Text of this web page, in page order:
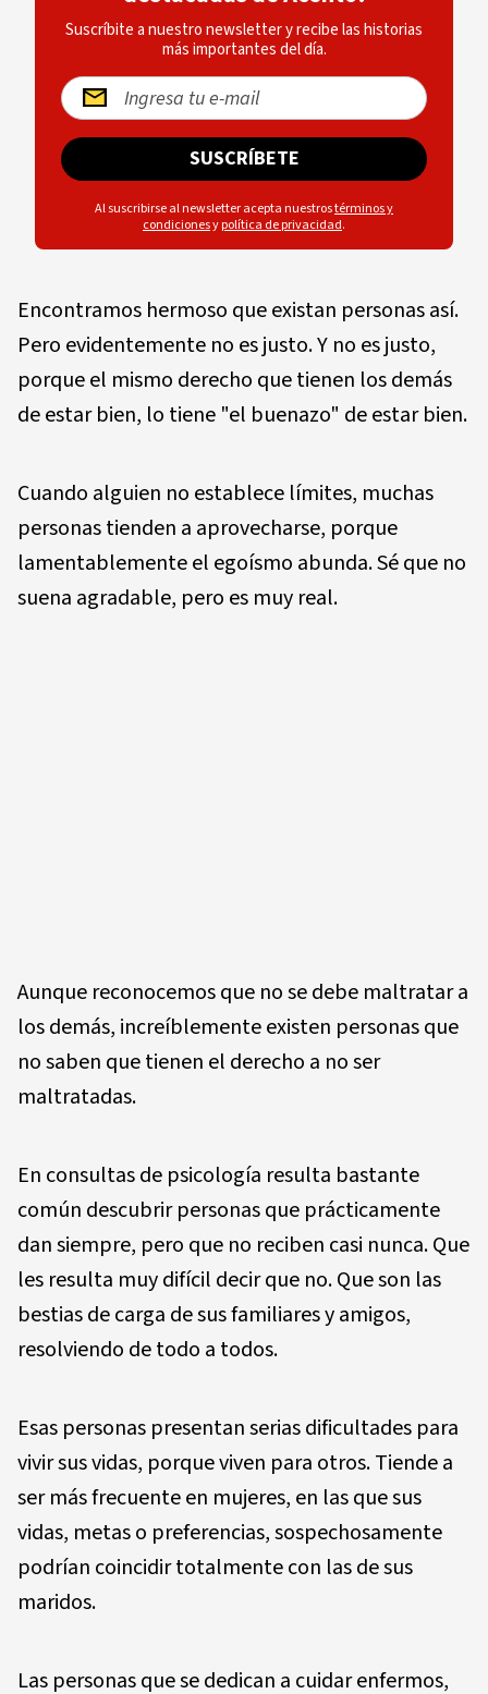
Suscríbite a nuestro newsletter y recibe las historias
más importantes del día.
SUSCRÍBETE
Al suscribirse al newsletter acepta nuestrostérminos y
condicionesypolítica de privacidad.
Encontramos hermoso que existan personas así.
Pero evidentemente no es justo. Y no es justo,
porque el mismo derecho que tienen los demás
de estar bien, lo tiene "el buenazo" de estar bien.
Cuando alguien no establece límites, muchas
personas tienden a aprovecharse, porque
lamentablemente el egoísmo abunda. Sé que no
suena agradable, pero es muy real.
Aunque reconocemos que no se debe maltratar a
los demás, increíblemente existen personas que
no saben que tienen el derecho a no ser
maltratadas.
En consultas de psicología resulta bastante
común descubrir personas que prácticamente
dan siempre, pero que no reciben casi nunca. Que
les resulta muy difícil decir que no. Que son las
bestias de carga de sus familiares y amigos,
resolviendo de todo a todos.
Esas personas presentan serias dificultades para
vivir sus vidas, porque viven para otros. Tiende a
ser más frecuente en mujeres, en las que sus
vidas, metas o preferencias, sospechosamente
podrían coincidir totalmente con las de sus
maridos.
Las personas que se dedican a cuidar enfermos,